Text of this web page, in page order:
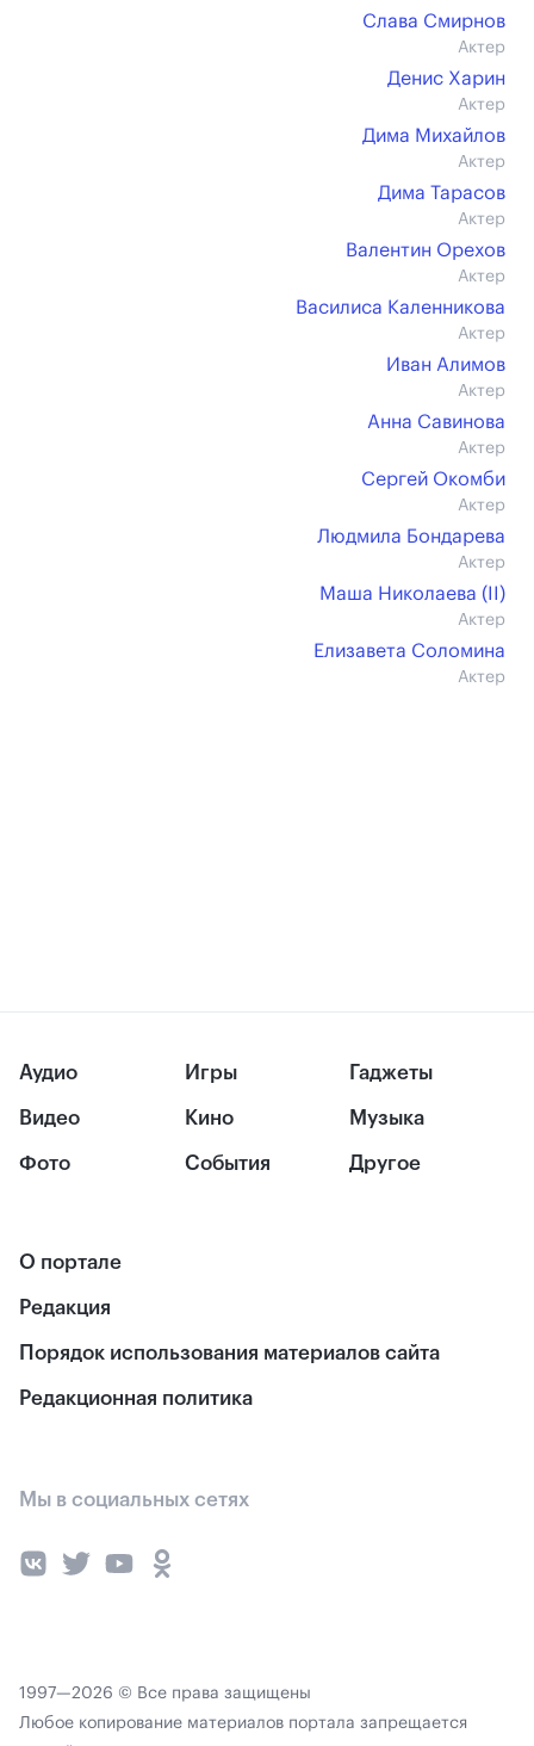
Слава Смирнов
Актер
Денис Харин
Актер
Дима Михайлов
Актер
Дима Тарасов
Актер
Валентин Орехов
Актер
Василиса Каленникова
Актер
Иван Алимов
Актер
Анна Савинова
Актер
Сергей Окомби
Актер
Людмила Бондарева
Актер
Маша Николаева (II)
Актер
Елизавета Соломина
Актер
Аудио
Видео
Фото
Игры
Кино
События
Гаджеты
Музыка
Другое
О портале
Редакция
Порядок использования материалов сайта
Редакционная политика
Мы в социальных сетях
1997—2026 © Все права защищены
Любое копирование материалов портала запрещается